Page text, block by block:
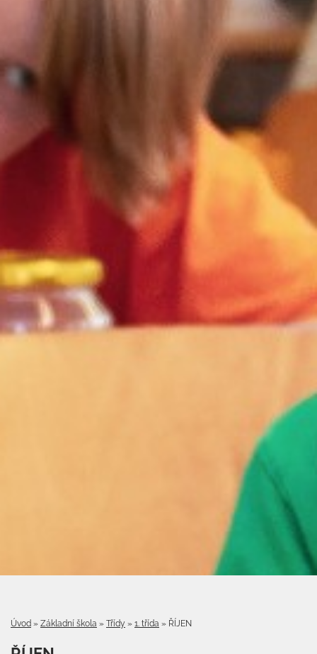
Úvod » Základní škola » Třídy » 1. třída » ŘÍJEN